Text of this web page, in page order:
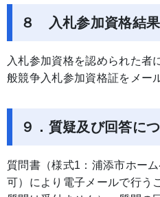
８ 入札参加資格結
入札参加資格を認められた者
般競争入札参加資格証をメー
９．質疑及び回答に
質問書（様式1：浦添市ホー
可）により電子メールで行う